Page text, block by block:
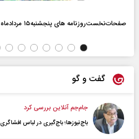
صفحات‌نخست‌روزنامه ها‌ی پنجشنبه‌۱۵ مردادماه
گفت و گو
جام‌جم آنلاین بررسی کرد
باج‌نیوزها؛ باج‌گیری در لباس افشاگری